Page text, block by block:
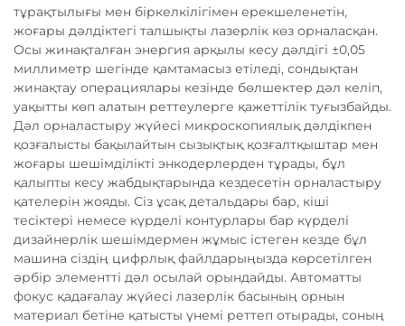
тұрақтылығы мен біркелкілігімен ерекшеленетін,
жоғары дәлдіктегі талшықты лазерлік көз орналасқан.
Осы жинақталған энергия арқылы кесу дәлдігі ±0,05
миллиметр шегінде қамтамасыз етіледі, сондықтан
жинақтау операциялары кезінде бөлшектер дәл келіп,
уақытты көп алатын реттеулерге қажеттілік туғызбайды.
Дәл орналастыру жүйесі микроскопиялық дәлдікпен
қозғалысты бақылайтын сызықтық қозғалтқыштар мен
жоғары шешімділікті энкодерлерден тұрады, бұл
қалыпты кесу жабдықтарында кездесетін орналастыру
қателерін жояды. Сіз ұсақ детальдары бар, кіші
тесіктері немесе күрделі контурлары бар күрделі
дизайнерлік шешімдермен жұмыс істеген кезде бұл
машина сіздің цифрлық файлдарыңызда көрсетілген
әрбір элементті дәл осылай орындайды. Автоматты
фокус қадағалау жүйесі лазерлік басының орнын
материал бетіне қатысты үнемі реттеп отырады, соның